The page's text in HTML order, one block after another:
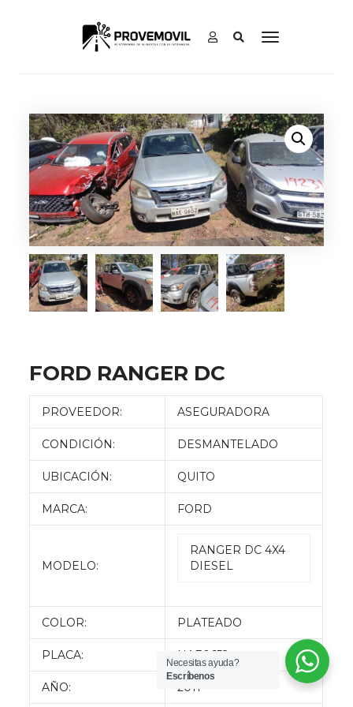
FORD RANGER DC
PROVEEDOR: ASEGURADORA
CONDICIÓN: DESMANTELADO
UBICACIÓN: QUITO
MARCA: FORD
MODELO:
RANGER DC 4X4
DIESEL
COLOR: PLATEADO
PLACA: NAE0652
AÑO: 2011
Necesitas ayuda?
Escríbenos